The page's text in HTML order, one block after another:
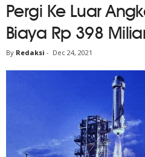
Pergi Ke Luar
Biaya Rp 398
By Redaksi - Dec 24, 2021